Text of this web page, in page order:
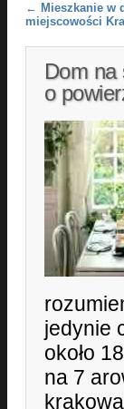
Post
← Mieszkanie w
miejscowości
Dom na
o
jedynie
około
na 7